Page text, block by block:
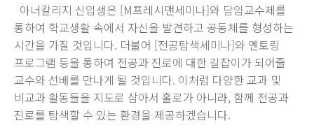
아너칼리지 신입생은 [M프레시맨세미나]와 담임교수제를
통하여 학교생활 속에서 자신을 발견하고 공동체를 형성하는
시간을 가질 것입니다. 더불어 [전공탐색세미나]와 멘토링
프로그램 등을 통하여 전공과 진로에 대한 길잡이가 되어줄
교수와 선배를 만나게 될 것입니다. 이처럼 다양한 교과 및
비교과 활동들을 지도로 삼아서 홀로가 아니라, 함께 전공과
진로를 탐색할 수 있는 환경을 제공하겠습니다.